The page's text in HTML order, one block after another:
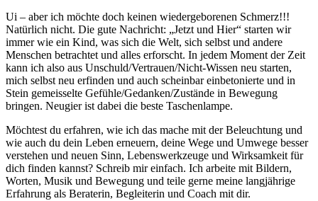
Ui – aber ich möchte doch keinen wiedergeborenen Schmerz!!!
Natürlich nicht. Die gute Nachricht: „Jetzt und Hier“ starten wir
immer wie ein Kind, was sich die Welt, sich selbst und andere
Menschen betrachtet und alles erforscht. In jedem Moment der Zeit
kann ich also aus Unschuld/Vertrauen/Nicht-Wissen neu starten,
mich selbst neu erfinden und auch scheinbar einbetonierte und in
Stein gemeisselte Gefühle/Gedanken/Zustände in Bewegung
bringen. Neugier ist dabei die beste Taschenlampe.
Möchtest du erfahren, wie ich das mache mit der Beleuchtung und
wie auch du dein Leben erneuern, deine Wege und Umwege besser
verstehen und neuen Sinn, Lebenswerkzeuge und Wirksamkeit für
dich finden kannst? Schreib mir einfach. Ich arbeite mit Bildern,
Worten, Musik und Bewegung und teile gerne meine langjährige
Erfahrung als Beraterin, Begleiterin und Coach mit dir.